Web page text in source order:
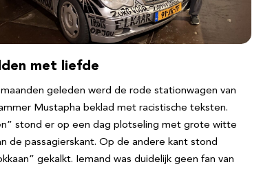
met liefde
maanden geleden werd de rode stationwagen van
Mustapha beklad met racistische teksten.
stond er op een dag plotseling met grote witte
de passagierskant. Op de andere kant stond
gekalkt. Iemand was duidelijk geen fan van